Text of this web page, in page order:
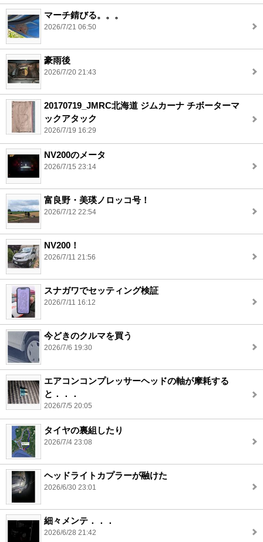
マーチ錆びる。。。
2026/7/21 06:50
豪雨後
2026/7/20 21:43
20170719_JMRC北海道 ジムカーナ チボーターマ
ックアタック
2026/7/19 16:29
NV200のメータ
2026/7/15 23:14
富良野・美瑛ノロッコ号！
2026/7/12 22:54
NV200！
2026/7/11 21:56
スナガワでセッティング検証
2026/7/11 16:12
今どきのクルマを買う
2026/7/6 19:30
エアコンコンプレッサーヘッドの軸が摩耗する
と．．．
2026/7/5 20:05
タイヤの裏組したり
2026/7/4 23:08
ヘッドライトカプラーが融けた
2026/6/30 23:01
細々メンテ．．．
2026/6/28 21:42